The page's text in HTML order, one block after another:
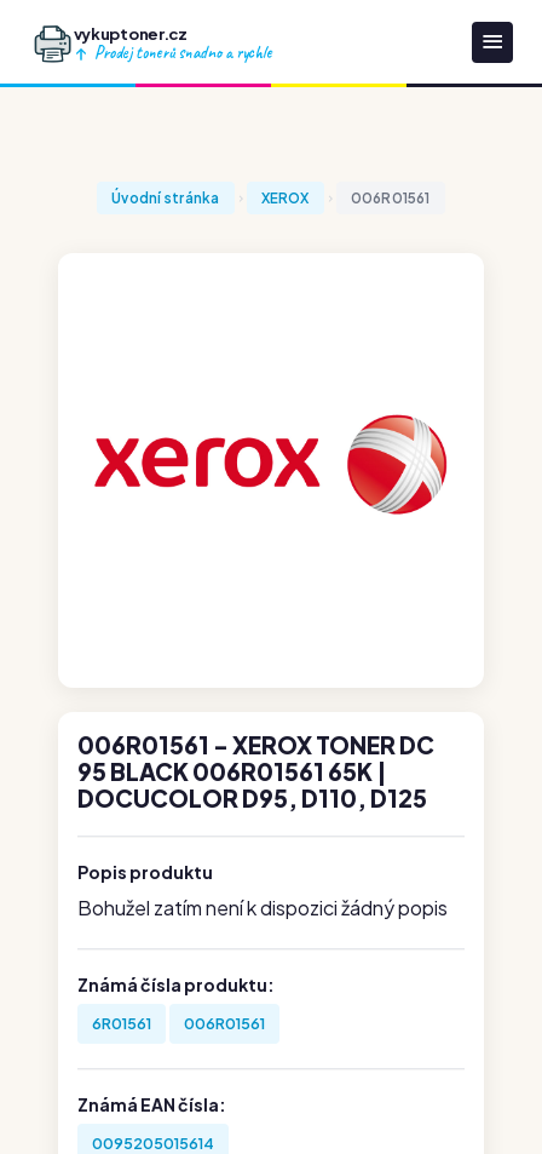
vykuptoner.cz
Prodej tonerů snadno a rychle
Úvodní stránka XEROX 006R01561
006R01561 - XEROX TONER DC
95 BLACK 006R01561 65K |
DOCUCOLOR D95, D110, D125
Popis produktu
Bohužel zatím není k dispozici žádný popis
Známá čísla produktu:
6R01561 006R01561
Známá EAN čísla:
0095205015614